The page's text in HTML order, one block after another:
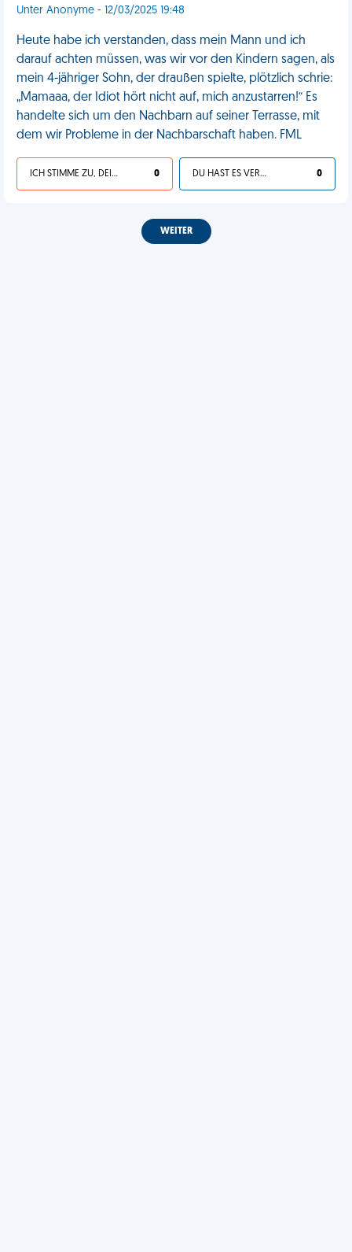
Unter Anonyme - 12/03/2025 19:48
Heute habe ich verstanden, dass mein Mann und ich
darauf achten müssen, was wir vor den Kindern sagen, als
mein 4-jähriger Sohn, der draußen spielte, plötzlich schrie:
„Mamaaa, der Idiot hört nicht auf, mich anzustarren!“ Es
handelte sich um den Nachbarn auf seiner Terrasse, mit
dem wir Probleme in der Nachbarschaft haben. FML
ICH STIMME ZU, DEIN LEBEN IST SCHEISSE 0 DU HAST ES VERDIENT 0
WEITER